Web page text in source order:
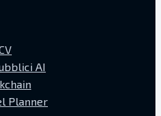
AI
Planner